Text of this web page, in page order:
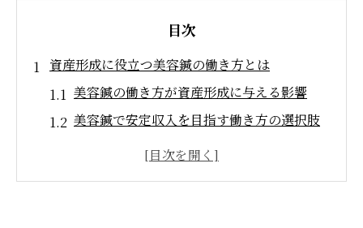
目次
資産形成に役立つ美容鍼の働き方とは
美容鍼の働き方が資産形成に与える影響
美容鍼で安定収入を目指す働き方の選択肢
美容鍼を活かした資産構築の実践ポイント